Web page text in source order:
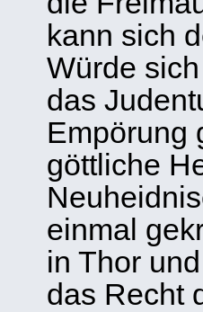
kann sich
Würde
das
Empörung
göttliche
einmal
in Thor
das Recht